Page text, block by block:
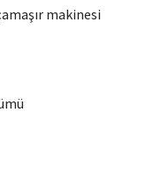
makinesi